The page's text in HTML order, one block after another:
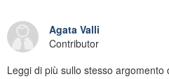
Agata Valli
Contributor
Leggi di più sullo stesso argomento